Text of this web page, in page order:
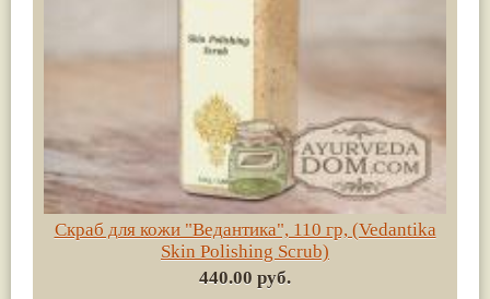
Скраб для кожи "Ведантика", 110 гр, (Vedantika
Skin Polishing Scrub)
440.00 руб.